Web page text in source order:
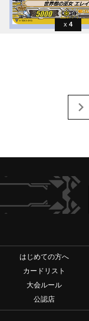
4
はじめての方へ
カードリスト
大会ルール
公認店